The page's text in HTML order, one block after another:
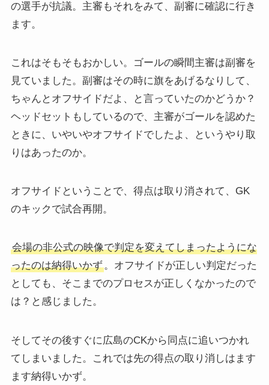
の選手が抗議。主審もそれをみて、副審に確認に行き
ます。
これはそもそもおかしい。ゴールの瞬間主審は副審を
見ていました。副審はその時に旗をあげるなりして、
ちゃんとオフサイドだよ、と言っていたのかどうか？
ヘッドセットもしているので、主審がゴールを認めた
ときに、いやいやオフサイドでしたよ、というやり取
りはあったのか。
オフサイドということで、得点は取り消されて、GK
のキックで試合再開。
会場の非公式の映像で判定を変えてしまったようにな
ったのは納得いかず。オフサイドが正しい判定だった
としても、そこまでのプロセスが正しくなかったので
は？と感じました。
そしてその後すぐに広島のCKから同点に追いつかれ
てしまいました。これでは先の得点の取り消しはます
ます納得いかず。